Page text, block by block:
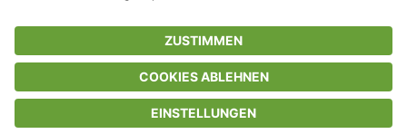
* Streichpreise entsprechen der unverbindlichen Preisempfehlung des
Herstellers. Prozentangaben beziehen sich auf den Streichpreis.
Freunde-Aktionen findest Du unterwww.limango.de/einladen
ᵇ Gilt nur für von limango versandte Ware (nicht für von Partnern versandte